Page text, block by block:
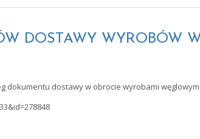
DOSTAWY WYROBÓW
dokumentu dostawy w obrocie wyrobami